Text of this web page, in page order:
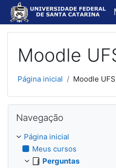
Ir para o conteúdo principal
Moodle
Página inicial Moodle
Navegação
Página inicial
Meus cursos
Perguntas